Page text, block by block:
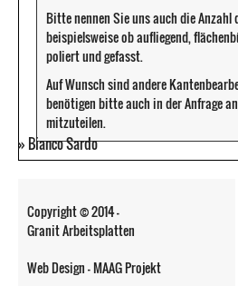
Bitte nennen Sie uns auch die
beispielsweise ob aufliegend,
poliert und gefasst.
Auf Wunsch sind andere
benötigen bitte auch in der Anfrage
mitzuteilen.
» Bianco Sardo
Copyright © 2014 -
Granit Arbeitsplatten
Web Design - MAAG Projekt